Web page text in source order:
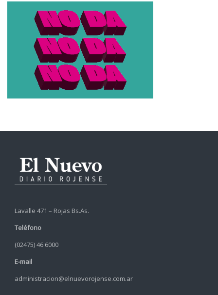
Lavalle 471 – Rojas Bs.As.
Teléfono
(02475) 46 6000
E-mail
administracion@elnuevorojense.com.ar